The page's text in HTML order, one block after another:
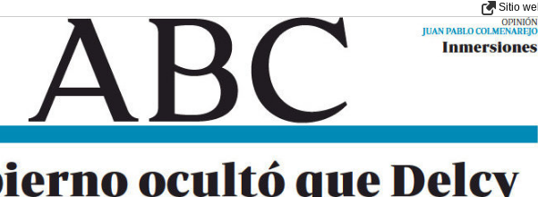
Sitio